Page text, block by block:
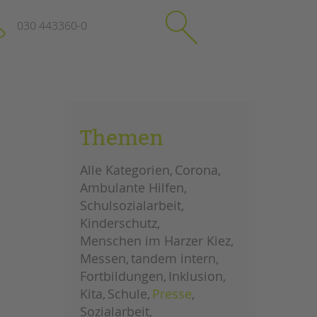
Impressum
Datenschutz
Hinweisgebersystem
Intranet
schließen
030 443360-0
SuchenThemen
Alle Kategorien Corona
Ambulante Hilfen
Schulsozialarbeit
Kinderschutz
Menschen im Harzer Kiez
Messen tandem intern
Fortbildungen Inklusion
Kita Schule Presse
Sozialarbeit